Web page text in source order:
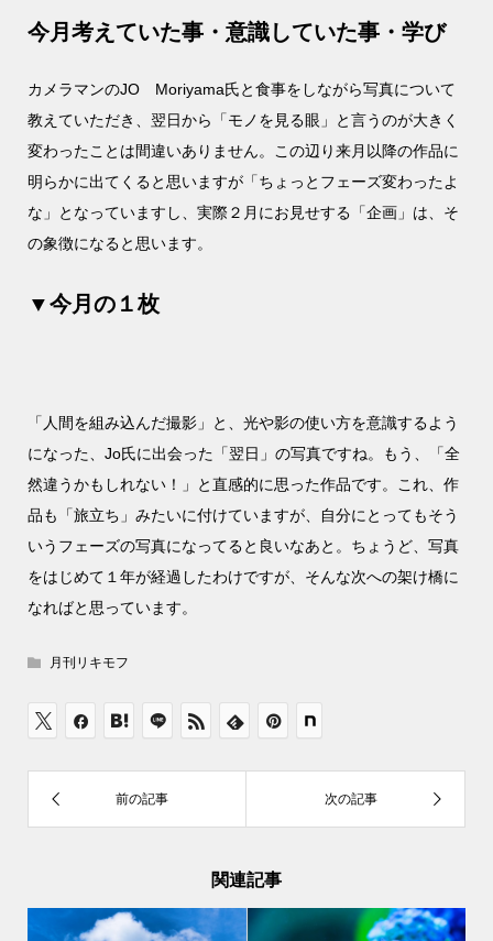
今月考えていた事・意識していた事・学び
カメラマンのJO Moriyama氏と食事をしながら写真について
教えていただき、翌日から「モノを見る眼」と言うのが大きく
変わったことは間違いありません。この辺り来月以降の作品に
明らかに出てくると思いますが「ちょっとフェーズ変わったよ
な」となっていますし、実際２月にお見せする「企画」は、そ
の象徴になると思います。
▼今月の１枚
「人間を組み込んだ撮影」と、光や影の使い方を意識するよう
になった、Jo氏に出会った「翌日」の写真ですね。もう、「全
然違うかもしれない！」と直感的に思った作品です。これ、作
品も「旅立ち」みたいに付けていますが、自分にとってもそう
いうフェーズの写真になってると良いなあと。ちょうど、写真
をはじめて１年が経過したわけですが、そんな次への架け橋に
なればと思っています。
月刊リキモフ
関連記事